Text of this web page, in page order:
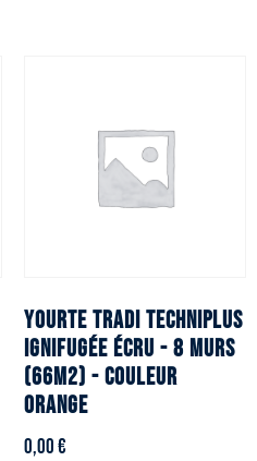
YOURTE TRADI TECHNIPLUS
ignifugée écru - 8 murs
(66m2) - Couleur
orange
0,00€